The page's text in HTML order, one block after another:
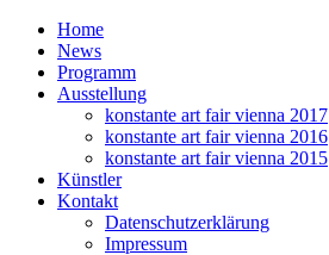
Home
News
Programm
Ausstellung
konstante art fair vienna 2017
konstante art fair vienna 2016
konstante art fair vienna 2015
Künstler
Kontakt
Datenschutzerklärung
Impressum